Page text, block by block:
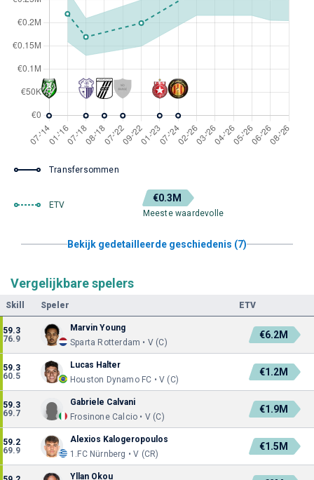
Transfersommen
ETV
€0.3M
Meeste waardevolle
Bekijk gedetailleerde geschiedenis (7)
Vergelijkbare spelers
Skill Speler ETV
59.3
76.9
Marvin Young
Sparta Rotterdam • V (C)
€6.2M
59.3
60.5
Lucas Halter
Houston Dynamo FC • V (C)
€1.2M
59.3
69.7
Gabriele Calvani
Frosinone Calcio • V (C)
€1.9M
59.2
69.9
Alexios Kalogeropoulos
1.FC Nürnberg • V (CR)
€1.5M
Yllan Okou